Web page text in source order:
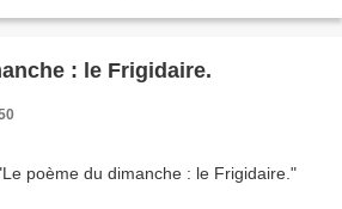
: le Frigidaire.